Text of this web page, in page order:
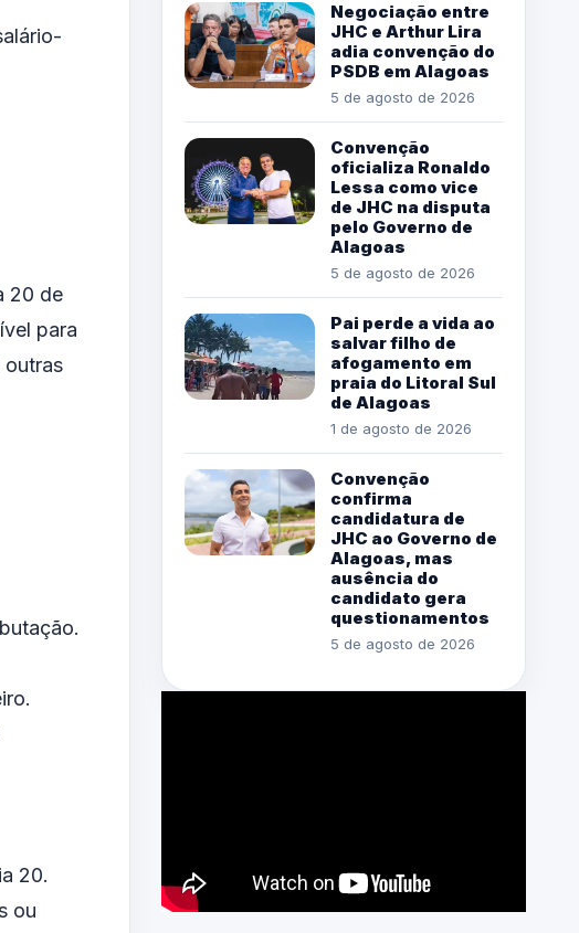
20 de
para
outras
20.
ou
Negociação entre
JHC e Arthur Lira
adia convenção do
PSDB em Alagoas
5 de agosto de 2026
Convenção
oficializa Ronaldo
Lessa como vice
de JHC na disputa
pelo Governo de
Alagoas
5 de agosto de 2026
Pai perde a vida ao
salvar filho de
afogamento em
praia do Litoral Sul
de Alagoas
1 de agosto de 2026
Convenção
confirma
candidatura de
JHC ao Governo de
Alagoas, mas
ausência do
candidato gera
questionamentos
5 de agosto de 2026